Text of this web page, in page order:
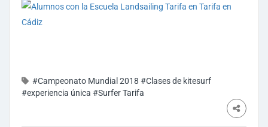
#Campeonato Mundial 2018 #Clases de kitesurf
#experiencia única #Surfer Tarifa